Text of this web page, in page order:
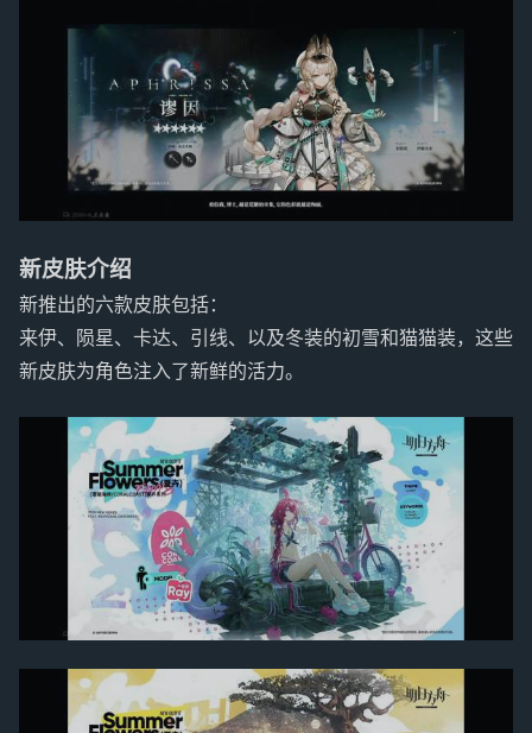
新皮肤介绍
新推出的六款皮肤包括：
来伊、陨星、卡达、引线、以及冬装的初雪和猫猫装，这些
新皮肤为角色注入了新鲜的活力。